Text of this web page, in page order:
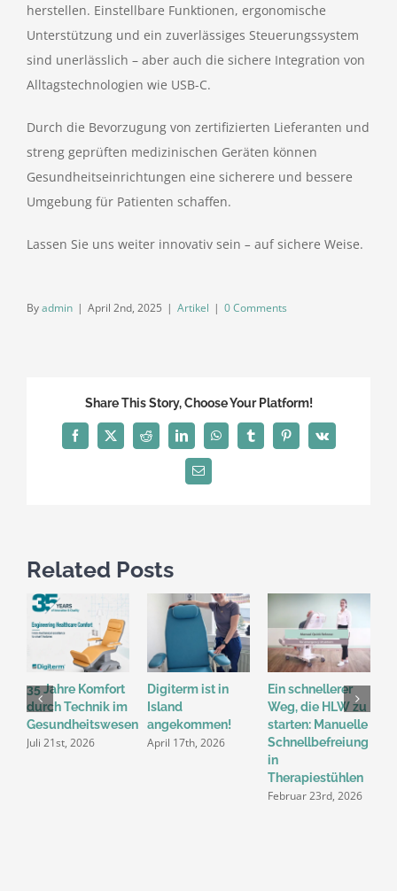
herstellen. Einstellbare Funktionen, ergonomische
Unterstützung und ein zuverlässiges Steuerungssystem
sind unerlässlich – aber auch die sichere Integration von
Alltagstechnologien wie USB-C.
Durch die Bevorzugung von zertifizierten Lieferanten und
streng geprüften medizinischen Geräten können
Gesundheitseinrichtungen eine sicherere und bessere
Umgebung für Patienten schaffen.
Lassen Sie uns weiter innovativ sein – auf sichere Weise.
Byadmin | April 2nd, 2025 | Artikel | 0 Comments
Share This Story, Choose Your Platform!
Facebook
X Reddit LinkedInWhatsAppTumblrPinterest
Vk
Email
Related Posts
35 Jahre Komfort
durch Technik im
Gesundheitswesen
Juli 21st, 2026
Digiterm ist in
Island
angekommen!
April 17th, 2026
Ein schnellerer
Weg, die HLW zu
starten: Manuelle
Schnellbefreiung
in
Therapiestühlen
Februar 23rd, 2026